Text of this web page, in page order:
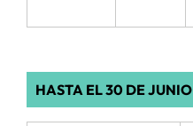
HASTA EL 30 DE JUNIO